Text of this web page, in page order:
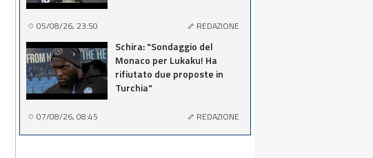
05/08/26, 23:50 REDAZIONE
Schira: "Sondaggio del
Monaco per Lukaku! Ha
rifiutato due proposte in
Turchia"
07/08/26, 08:45 REDAZIONE